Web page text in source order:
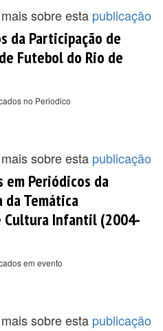
sobre esta publicação
da Participação de
Futebol do Rio de
no Periodico
sobre esta publicação
em Periódicos da
da Temática
Cultura Infantil (2004-
em evento
sobre esta publicação